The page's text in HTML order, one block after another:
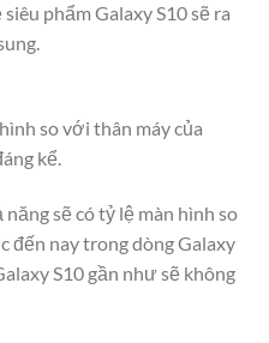
phẩm Galaxy S10 sẽ ra
so với thân máy của
kể.
sẽ có tỷ lệ màn hình so
nay trong dòng Galaxy
S10 gần như sẽ không